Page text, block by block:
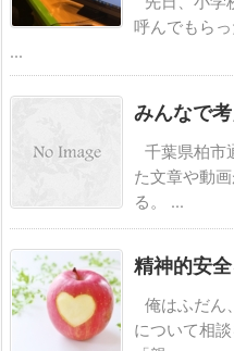
呼んでもら
...
みんなで
千葉県柏市
た文章や動
る。 ...
精神的安
俺はふだん
について相